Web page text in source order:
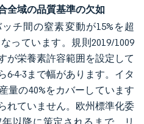
全域の品質基準の欠如
チ間の窒素変動が15%を超
っています。規則2019/1009
が栄養素許容範囲を設定して
6-4-3まで幅があります。イタ
量の40%をカバーしています
れていません。欧州標準化委